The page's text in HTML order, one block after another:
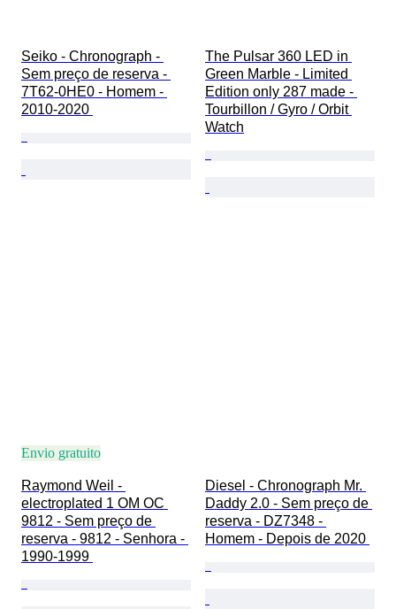
Seiko - Chronograph -
Sem preço de reserva -
7T62-0HE0 - Homem -
2010-2020
The Pulsar 360 LED in
Green Marble - Limited
Edition only 287 made -
Tourbillon / Gyro / Orbit
Watch
Envio gratuito
Raymond Weil -
electroplated 1 OM OC
9812 - Sem preço de
reserva - 9812 - Senhora -
1990-1999
Diesel - Chronograph Mr.
Daddy 2.0 - Sem preço de
reserva - DZ7348 -
Homem - Depois de 2020